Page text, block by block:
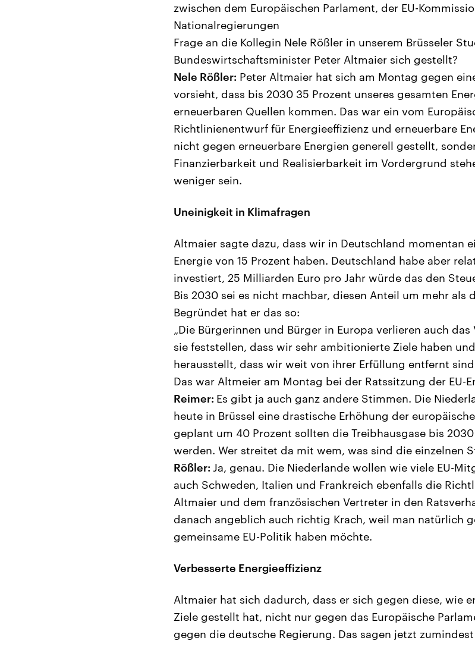
zwischen dem Europäischen Parlament, der EU-
Nationalregierungen
Frage an die Kollegin Nele Rößler in unserem Brüsseler
Bundeswirtschaftsminister Peter Altmaier sich gestellt?
Nele Rößler: Peter Altmaier hat sich am Montag gegen
vorsieht, dass bis 2030 35 Prozent unseres gesamten
erneuerbaren Quellen kommen. Das war ein vom
Richtlinienentwurf für Energieeffizienz und erneuerbare
nicht gegen erneuerbare Energien generell gestellt,
Finanzierbarkeit und Realisierbarkeit im Vordergrund
weniger sein.
Uneinigkeit in Klimafragen
Altmaier sagte dazu, dass wir in Deutschland momentan
Energie von 15 Prozent haben. Deutschland habe aber
investiert, 25 Milliarden Euro pro Jahr würde das den
Bis 2030 sei es nicht machbar, diesen Anteil um mehr als
Begründet hat er das so:
„Die Bürgerinnen und Bürger in Europa verlieren auch
sie feststellen, dass wir sehr ambitionierte Ziele haben
herausstellt, dass wir weit von ihrer Erfüllung entfernt
Das war Altmeier am Montag bei der Ratssitzung der EU-
Reimer: Es gibt ja auch ganz andere Stimmen. Die
heute in Brüssel eine drastische Erhöhung der
geplant um 40 Prozent sollten die Treibhausgase bis
werden. Wer streitet da mit wem, was sind die einzelnen
Rößler: Ja, genau. Die Niederlande wollen wie viele EU-
auch Schweden, Italien und Frankreich ebenfalls die
Altmaier und dem französischen Vertreter in den
danach angeblich auch richtig Krach, weil man natürlich
gemeinsame EU-Politik haben möchte.
Verbesserte Energieeffizienz
Altmaier hat sich dadurch, dass er sich gegen diese, wie
Ziele gestellt hat, nicht nur gegen das Europäische
gegen die deutsche Regierung. Das sagen jetzt